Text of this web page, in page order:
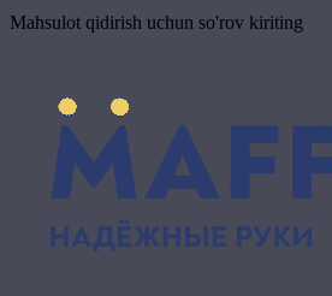
Mahsulot qidirish uchun so'rov kiriting